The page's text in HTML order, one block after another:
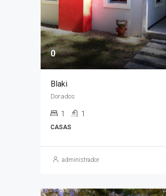
0
Blaki
Dorados
1 1
CASAS
administrador